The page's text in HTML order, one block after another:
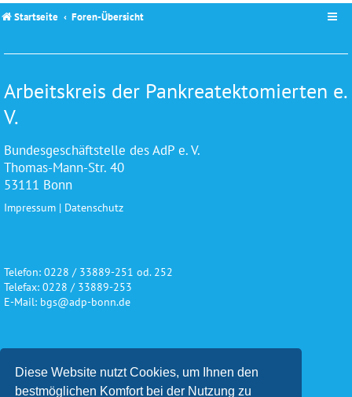
Diese Website nutzt Cookies, um Ihnen den
bestmöglichen Komfort bei der Nutzung zu
Startseite Foren-Übersicht
Arbeitskreis der Pankreatektomierten e.
V.
Bundesgeschäftstelle des AdP e. V.
Thomas-Mann-Str. 40
53111 Bonn
Impressum | Datenschutz
Telefon: 0228 / 33889-251 od. 252
Telefax: 0228 / 33889-253
E-Mail: bgs@adp-bonn.de
Wir danken für die freundliche
Unterstützung und Förderung